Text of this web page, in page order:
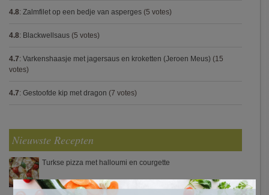
4.8: Zalmfilet op een bedje van asperges (5 votes)
4.8: Blackwellsaus (5 votes)
4.7: Varkenshaasje met jagersaus en kroketten (Jeroen Meus) (15
votes)
4.7: Gestoofde kip met dragon (7 votes)
Nieuwste Recepten
Turkse pizza met halloumi en courgette
×